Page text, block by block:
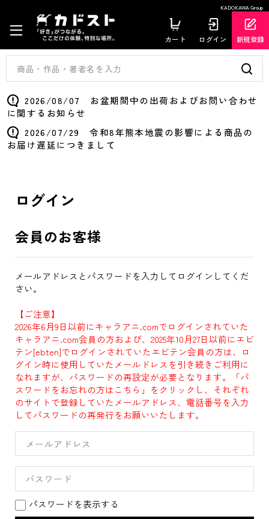
KADOKAWA Group
カート ログイン 新規登録
2026/08/07 お盆期間中の出荷およびお問い合わせ
に関するお知らせ
2026/07/29 令和8年熊本地震の影響による商品の
お届け遅延につきまして
ログイン
会員のお客様
メールアドレスとパスワードを入力してログインしてくだ
さい。
【ご注意】
2026年6月9日以前にキャラアニ.comでログインされていた
キャラアニ.com会員の方および、2025年10月27日以前にエビ
テン[ebten]でログインされていたエビテン会員の方は、ロ
グイン時に使用していたメールドレスを引き続きご利用に
なれますが、パスワードの再設定が必要となります。「パ
スワードをお忘れの方はこちら」をクリックし、それぞれ
のサイトで登録していたメールアドレス、電話番号を入力
してパスワードの再発行をお願いいたします。
パスワードを表示する